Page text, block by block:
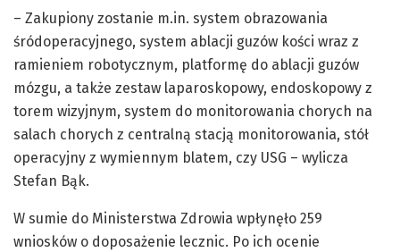
– Zakupiony zostanie m.in. system obrazowania
śródoperacyjnego, system ablacji guzów kości wraz z
ramieniem robotycznym, platformę do ablacji guzów
mózgu, a także zestaw laparoskopowy, endoskopowy z
torem wizyjnym, system do monitorowania chorych na
salach chorych z centralną stacją monitorowania, stół
operacyjny z wymiennym blatem, czy USG – wylicza
Stefan Bąk.
W sumie do Ministerstwa Zdrowia wpłynęło 259
wniosków o doposażenie lecznic. Po ich ocenie